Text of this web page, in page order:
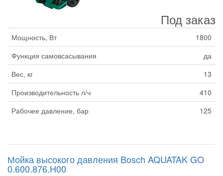
Под заказ
Мощность, Вт
1800
Функция самовсасывания
да
Вес, кг
13
Производительность л/ч
410
Рабочее давление, бар
125
Мойка высокого давления Bosch AQUATAK GO
0.600.876.H00